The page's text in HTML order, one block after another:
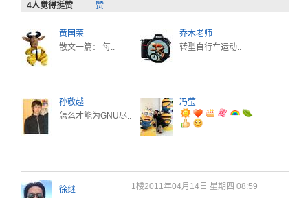
4人觉得挺赞 赞
黄国荣
散文一篇： 每..
乔木老师
转型自行车运动..
孙敬越
怎么才能为GNU尽..
冯莹
徐继
1楼2011年04月14日 星期四 08:59